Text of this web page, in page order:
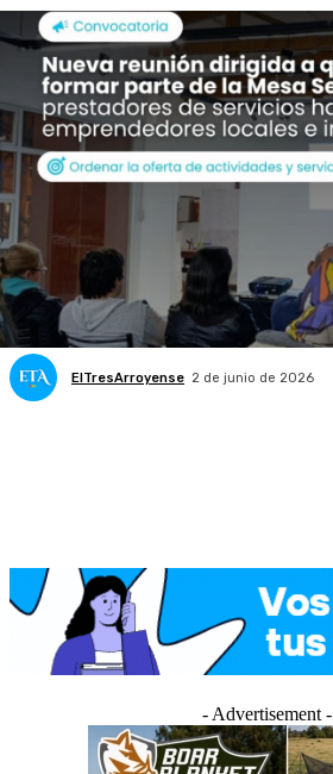
ElTresArroyense 2 de junio de 2026
- Advertisement -